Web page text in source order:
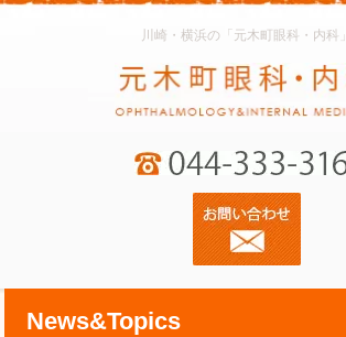
川崎・横浜の「元木町眼科・内科」
News&Topics